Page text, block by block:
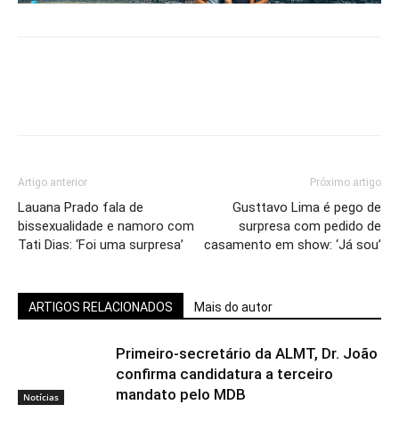
Artigo anterior
Lauana Prado fala de
bissexualidade e namoro com
Tati Dias: ‘Foi uma surpresa’
Próximo artigo
Gusttavo Lima é pego de
surpresa com pedido de
casamento em show: ‘Já sou’
ARTIGOS RELACIONADOS Mais do autor
Notícias
Primeiro-secretário da ALMT, Dr. João
confirma candidatura a terceiro
mandato pelo MDB